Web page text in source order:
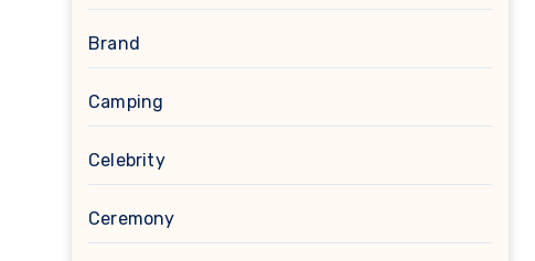
Brand
Camping
Celebrity
Ceremony